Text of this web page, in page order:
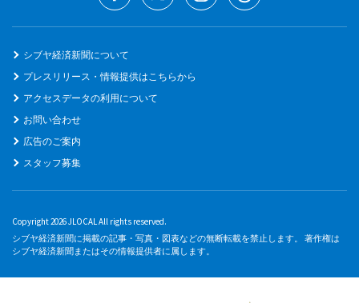
シブヤ経済新聞について
プレスリリース・情報提供はこちらから
アクセスデータの利用について
お問い合わせ
広告のご案内
スタッフ募集
Copyright 2026 JLOCAL All rights reserved.
シブヤ経済新聞に掲載の記事・写真・図表などの無断転載を禁止します。 著作権は
シブヤ経済新聞またはその情報提供者に属します。